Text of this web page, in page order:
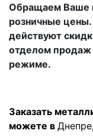
Обращаем Ваше
розничные цены.
действуют
отделом продаж
режиме.
Заказать
можете в Днепре